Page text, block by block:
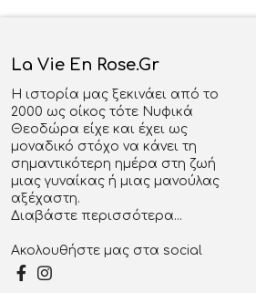
La Vie En Rose.gr
Η ιστορία μας ξεκινάει από το
2000 ως οίκος τότε Νυφικά
Θεοδώρα είχε και έχει ως
μοναδικό στόχο να κάνει τη
σημαντικότερη ημέρα στη ζωή
μιας γυναίκας ή μιας μανούλας
αξέχαστη.
Διαβάστε περισσότερα...
Ακολουθήστε μας στα social